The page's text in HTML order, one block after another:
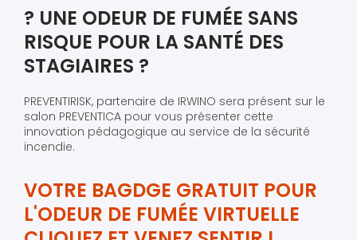
? UNE ODEUR DE FUMÉE SANS
RISQUE POUR LA SANTÉ DES
STAGIAIRES ?
PREVENTIRISK, partenaire de IRWINO sera présent sur le
salon PREVENTICA pour vous présenter cette
innovation pédagogique au service de la sécurité
incendie.
VOTRE BAGDGE GRATUIT POUR
L'ODEUR DE FUMÉE VIRTUELLE